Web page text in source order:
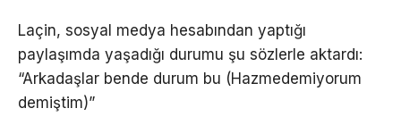
Laçin, sosyal medya hesabından yaptığı
paylaşımda yaşadığı durumu şu sözlerle aktardı:
“Arkadaşlar bende durum bu (Hazmedemiyorum
demiştim)”